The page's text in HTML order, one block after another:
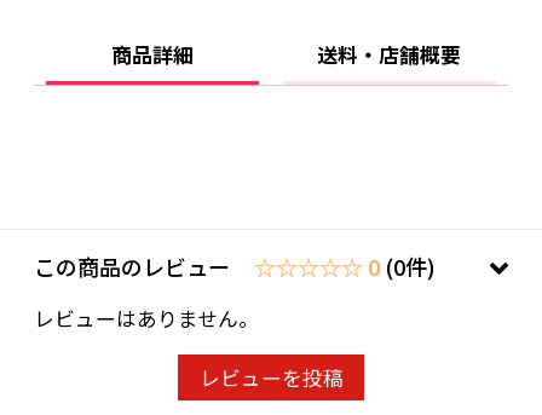
商品詳細 送料・店舗概要
この商品のレビュー ☆☆☆☆☆ 0 (0件)
レビューはありません。
レビューを投稿